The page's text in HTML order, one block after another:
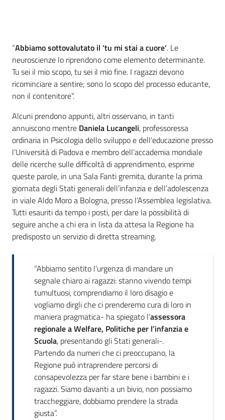
Introduzione
“Abbiamo sottovalutato il ‘tu mi stai a cuore’. Le
neuroscienze lo riprendono come elemento determinante.
Tu sei il mio scopo, tu sei il mio fine. I ragazzi devono
ricominciare a sentire; sono lo scopo del processo educante,
non il contenitore”.
Alcuni prendono appunti, altri osservano, in tanti
annuiscono mentre Daniela Lucangeli, professoressa
ordinaria in Psicologia dello sviluppo e dell’educazione presso
l’Università di Padova e membro dell’accademia mondiale
delle ricerche sulle difficoltà di apprendimento, esprime
queste parole, in una Sala Fanti gremita, durante la prima
giornata degli Stati generali dell’infanzia e dell’adolescenza
in viale Aldo Moro a Bologna, presso l’Assemblea legislativa.
Tutti esauriti da tempo i posti, per dare la possibilità di
seguire anche a chi era in lista da attesa la Regione ha
predisposto un servizio di diretta streaming.
“Abbiamo sentito l’urgenza di mandare un
segnale chiaro ai ragazzi: stanno vivendo tempi
tumultuosi, comprendiamo il loro disagio e
vogliamo dirgli che ci prenderemo cura di loro in
maniera pragmatica- ha spiegato l’assessora
regionale a Welfare, Politiche per l’infanzia e
Scuola, presentando gli Stati generali-.
Partendo da numeri che ci preoccupano, la
Regione può intraprendere percorsi di
consapevolezza per far stare bene i bambini e i
ragazzi. Siamo davanti a un bivio, non possiamo
traccheggiare, dobbiamo prendere la strada
giusta”.